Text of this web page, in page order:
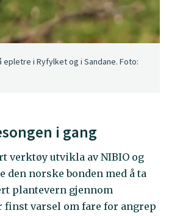
epletre i Ryfylket og i Sandane. Foto:
i gang
verktøy utvikla av NIBIO og
den norske bonden med å ta
plantevern gjennom
finst varsel om fare for angrep